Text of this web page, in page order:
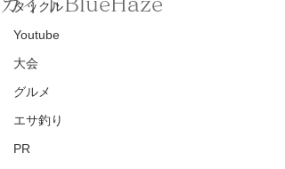
タックル
Youtube
大会
グルメ
エサ釣り
PR